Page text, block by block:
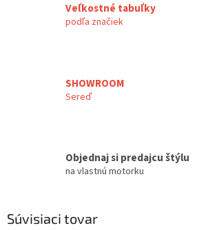
Veľkostné tabuľky
podľa značiek
SHOWROOM
Sereď
Objednaj si predajcu štýlu
na vlastnú motorku
Súvisiaci tovar